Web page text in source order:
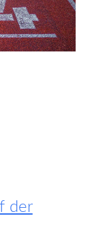
der